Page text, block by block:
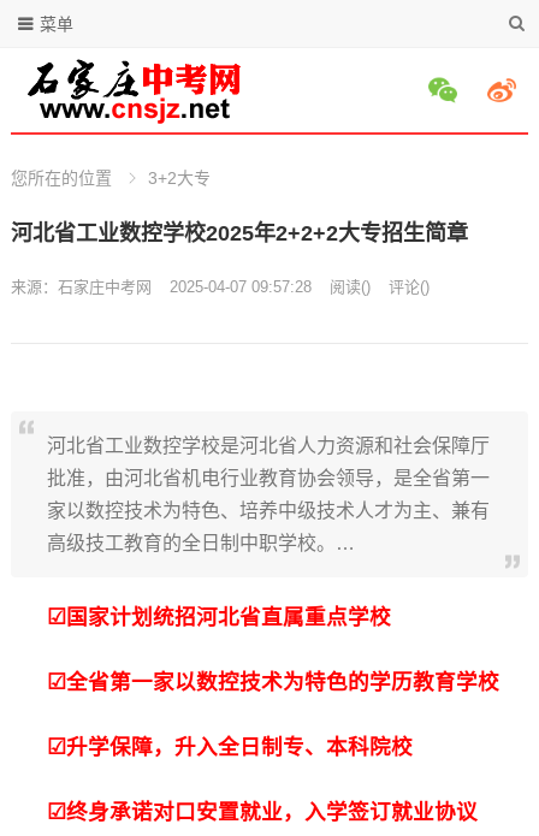
菜单
您所在的位置 3+2大专
河北省工业数控学校2025年2+2+2大专招生简章
来源： 石家庄中考网 2025-04-07 09:57:28 阅读() 评论()
河北省工业数控学校是河北省人力资源和社会保障厅
批准，由河北省机电行业教育协会领导，是全省第一
家以数控技术为特色、培养中级技术人才为主、兼有
高级技工教育的全日制中职学校。…
☑国家计划统招河北省直属重点学校
☑全省第一家以数控技术为特色的学历教育学校
☑升学保障，升入全日制专、本科院校
☑终身承诺对口安置就业，入学签订就业协议